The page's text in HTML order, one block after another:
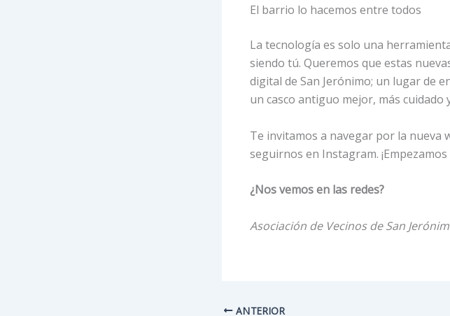
El barrio lo hacemos entre todos
La tecnología es solo una
siendo tú. Queremos que estas
digital de San Jerónimo; un lugar de
un casco antiguo mejor, más cuidado
Te invitamos a navegar por la nueva
seguirnos en Instagram.
¿Nos vemos en las redes?
Asociación de Vecinos de San
ANTERIOR